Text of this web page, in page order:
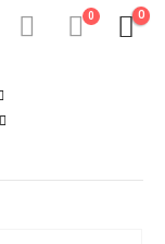
0 0